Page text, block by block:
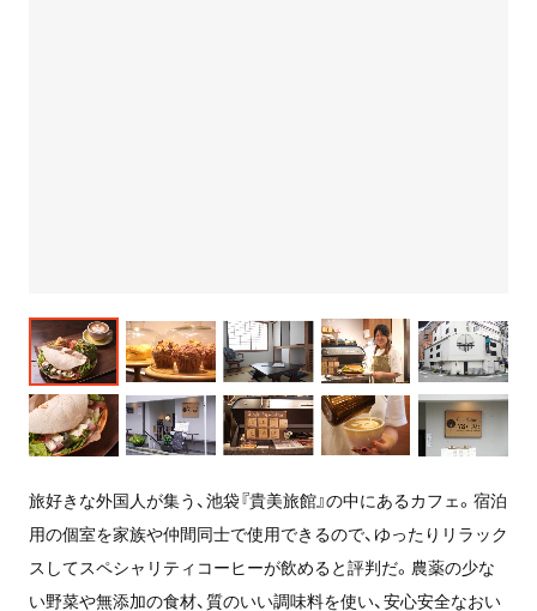
旅好きな外国人が集う、池袋『貴美旅館』の中にあるカフェ。宿泊
用の個室を家族や仲間同士で使用できるので、ゆったりリラック
スしてスペシャリティコーヒーが飲めると評判だ。農薬の少な
い野菜や無添加の食材、質のいい調味料を使い、安心安全なおい